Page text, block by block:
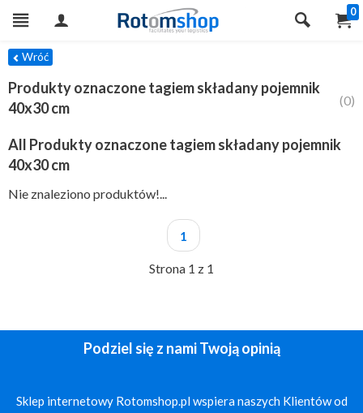
0
Wróć
Produkty oznaczone tagiem składany pojemnik
40x30 cm
(0)
All Produkty oznaczone tagiem składany pojemnik
40x30 cm
Nie znaleziono produktów!...
Strona 1 z 1
1
Podziel się z nami Twoją opinią
Sklep internetowy Rotomshop.pl wspiera naszych Klientów od